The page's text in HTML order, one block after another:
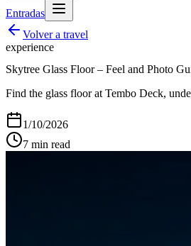
Entradas
Volver a travel
experience
Skytree Glass Floor – Feel and Photo
Find the glass floor at Tembo Deck,
1/10/2026
7 min read